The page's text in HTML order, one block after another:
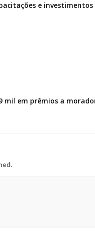
e
mil em prêmios a